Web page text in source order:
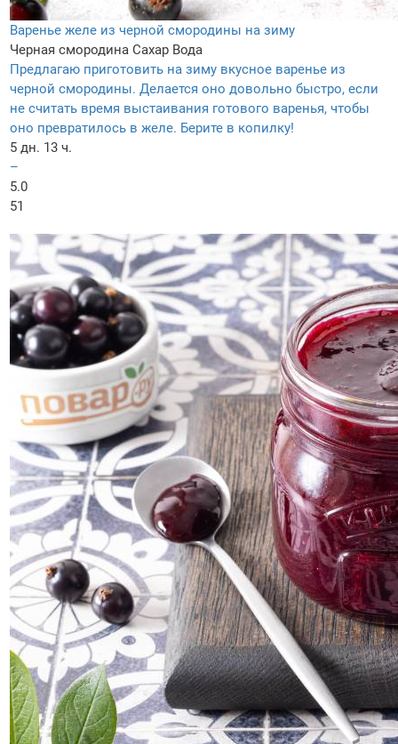
Варенье желе из черной смородины на зиму
Черная смородина Сахар Вода
Предлагаю приготовить на зиму вкусное варенье из
черной смородины. Делается оно довольно быстро, если
не считать время выстаивания готового варенья, чтобы
оно превратилось в желе. Берите в копилку!
5 дн. 13 ч.
–
5.0
51